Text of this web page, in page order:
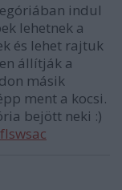
indul
lehetnek a
és lehet rajtuk
állítják a
másik
ment a kocsi.
bejött neki :)